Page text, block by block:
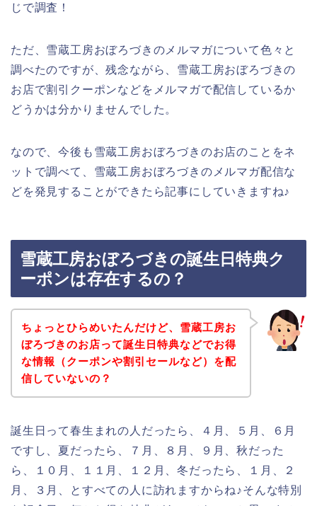
じで調査！
ただ、雪蔵工房おぼろづきのメルマガについて色々と
調べたのですが、残念ながら、雪蔵工房おぼろづきの
お店で割引クーポンなどをメルマガで配信しているか
どうかは分かりませんでした。
なので、今後も雪蔵工房おぼろづきのお店のことをネ
ットで調べて、雪蔵工房おぼろづきのメルマガ配信な
どを発見することができたら記事にしていきますね♪
雪蔵工房おぼろづきの誕生日特典ク
ーポンは存在するの？
ちょっとひらめいたんだけど、雪蔵工房お
ぼろづきのお店って誕生日特典などでお得
な情報（クーポンや割引セールなど）を配
信していないの？
誕生日って春生まれの人だったら、４月、５月、６月
ですし、夏だったら、７月、８月、９月、秋だった
ら、１０月、１１月、１２月、冬だったら、１月、２
月、３月、とすべての人に訪れますからね♪そんな特別